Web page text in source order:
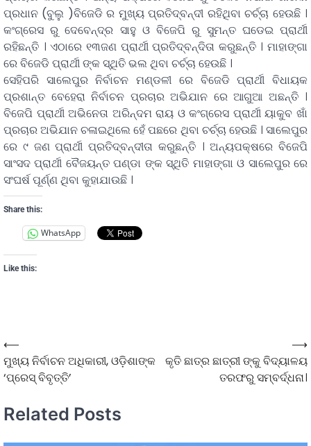
ପ୍ରଧାନ (ବୁଲୁ )ବିଜେଡି ର ମୁଖ୍ୟ ପ୍ରତିଦ୍ବନ୍ଦୀ ରହିଥିବା ଚର୍ଚ୍ଚା ହେଉଛି ।
କଂଗ୍ରେସ ରୁ ଦେବେନ୍ଦ୍ର ସାହୁ ଓ ବିଜେପି ରୁ ସୁମନ୍ତ ଘଡେଇ ପ୍ରାର୍ଥୀ
ରହିଛନ୍ତି । ଏଠାରେ ୧୩ଜଣ ପ୍ରାର୍ଥୀ ପ୍ରତିଦ୍ବନ୍ଦିତା କରୁଛନ୍ତି । ମାହାଙ୍ଗା
ରେ ବିଜେଡି ପ୍ରାର୍ଥୀ ଙ୍କ ସ୍ଥିତି ଭଲ ଥିବା ଚର୍ଚ୍ଚା ହେଉଛି ।
ସେହିପରି ସାଲେପୁର ନିର୍ବାଚନ ମଣ୍ଡଳୀ ରେ ବିଜେଡି ପ୍ରାର୍ଥୀ ବିଧାୟକ
ପ୍ରଶାନ୍ତ ବେହେରା ନିର୍ବାଚନ ପ୍ରଚାର ଅଭିଯାନ ରେ ଆଗୁଆ ଅଛନ୍ତି ।
ବିଜେପି ପ୍ରାର୍ଥୀ ଅଭିନେତା ଅରିନ୍ଦମ ରାୟ ଓ କଂଗ୍ରେସ ପ୍ରାର୍ଥୀ ୟାକୁବ ଖାଁ
ପ୍ରଚାର ଅଭିଯାନ ଚଳାଇଥିଲେ ହେଁ ପଛରେ ଥିବା ଚର୍ଚ୍ଚା ହେଉଛି । ସାଲେପୁର
ରେ ୯ ଜଣ ପ୍ରାର୍ଥୀ ପ୍ରତିଦ୍ବନ୍ଦୀତା କରୁଛନ୍ତି । ଅନ୍ୟପକ୍ଷରେ ବିଜେପି
ସାଂସଦ ପ୍ରାର୍ଥୀ ବୈଜୟନ୍ତ ପଣ୍ଡା ଙ୍କ ସ୍ଥିତି ମାହାଙ୍ଗା ଓ ସାଲେପୁର ରେ
ସଂଘର୍ଷ ପୂର୍ଣ୍ଣ ଥିବା କୁହାଯାଉଛି ।
Share this:
WhatsApp
Like this:
⟵
ମୁଖ୍ୟ ନିର୍ବାଚନ ଅଧିକାରୀ, ଓଡ଼ିଶାଙ୍କ
‘ପ୍ରେସ୍‌ ବିବୃତ୍ତି’
କୃତି ଛାତ୍ର ଛାତ୍ରୀ ଙ୍କୁ ବିଦ୍ୟାଳୟ
ତରଫରୁ ସମ୍ବର୍ଦ୍ଧନା।
⟶
Related Posts